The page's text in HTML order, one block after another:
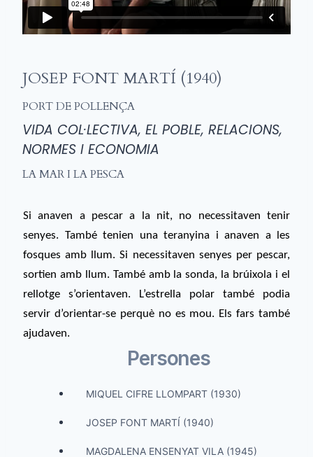
JOSEP FONT MARTÍ (1940)
PORT DE POLLENÇA
VIDA COL·LECTIVA, EL POBLE, RELACIONS,
NORMES I ECONOMIA
LA MAR I LA PESCA
Si anaven a pescar a la nit, no necessitaven tenir
senyes. També tenien una teranyina i anaven a les
fosques amb llum. Si necessitaven senyes per pescar,
sortien amb llum. També amb la sonda, la brúixola i el
rellotge s’orientaven. L’estrella polar també podia
servir d’orientar-se perquè no es mou. Els fars també
ajudaven.
Persones
MIQUEL CIFRE LLOMPART (1930)
JOSEP FONT MARTÍ (1940)
MAGDALENA ENSENYAT VILA (1945)